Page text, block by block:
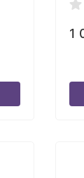
1